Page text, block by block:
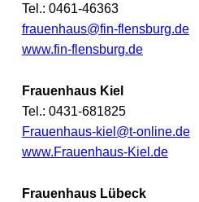
Tel.: 0461-46363
frauenhaus@fin-flensburg.de
www.fin-flensburg.de
Frauenhaus Kiel
Tel.: 0431-681825
Frauenhaus-kiel@t-online.de
www.Frauenhaus-Kiel.de
Frauenhaus Lübeck